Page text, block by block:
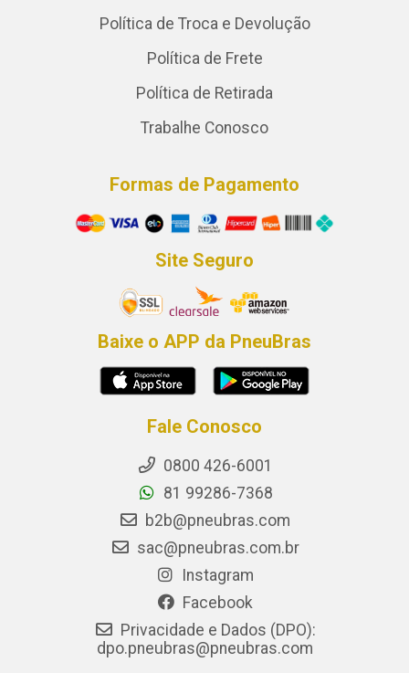
Política de Troca e Devolução
Política de Frete
Política de Retirada
Trabalhe Conosco
Formas de Pagamento
Site Seguro
Baixe o APP da PneuBras
Fale Conosco
0800 426-6001
81 99286-7368
b2b@pneubras.com
sac@pneubras.com.br
Instagram
Facebook
Privacidade e Dados (DPO):
dpo.pneubras@pneubras.com